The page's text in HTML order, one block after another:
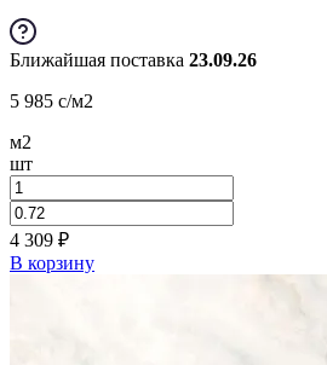
Ближайшая поставка 23.09.26
5 985 c/м2
м2
шт
4 309 ₽
В корзину